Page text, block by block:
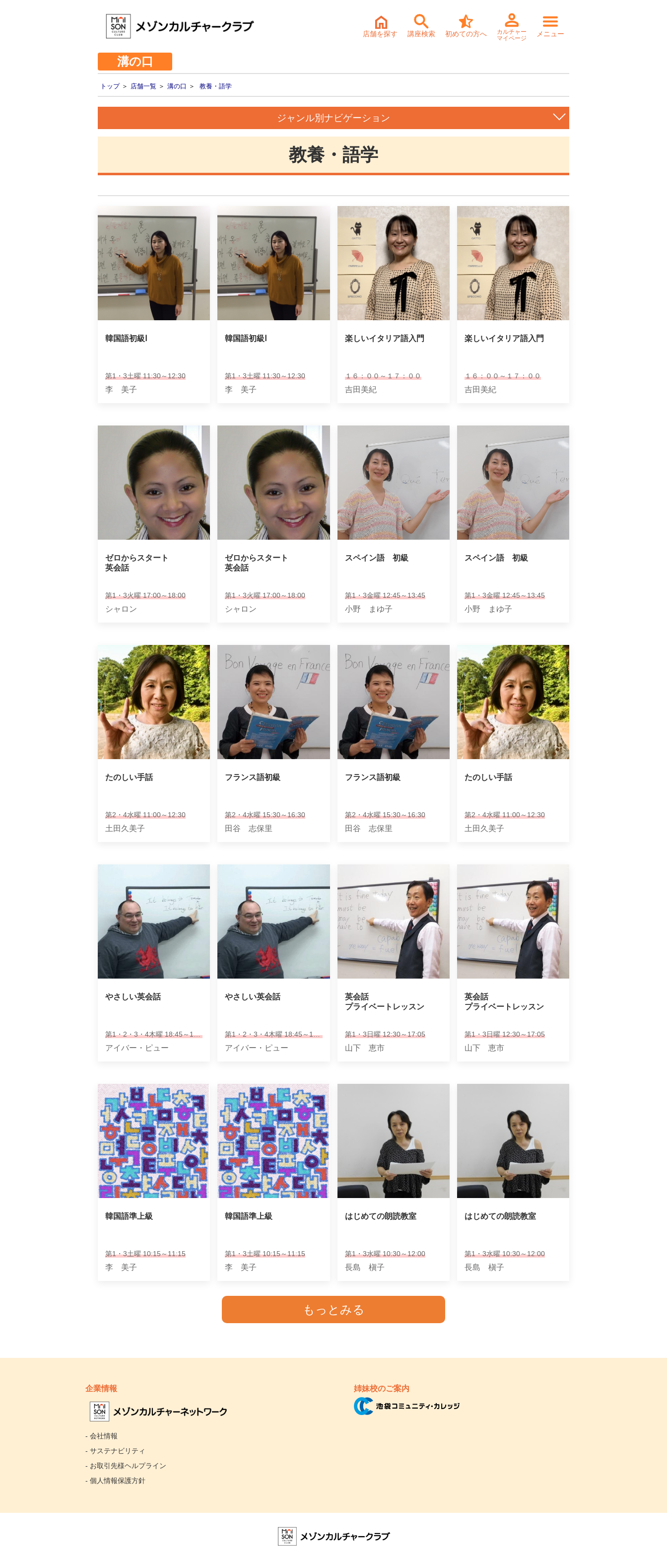
店舗を探す 講座検索 初めての方へ
カルチャー
マイページ
メニュー
溝の口
トップ＞ 店舗一覧 ＞ 溝の口 ＞ 教養・語学
ジャンル別ナビゲーション
教養・語学
韓国語初級Ⅰ
第1・3土曜 11:30～12:30
李 美子
韓国語初級Ⅰ
第1・3土曜 11:30～12:30
李 美子
楽しいイタリア語入門
１６：００～１７：００
吉田美紀
楽しいイタリア語入門
１６：００～１７：００
吉田美紀
ゼロからスタート
英会話
第1・3火曜 17:00～18:00
シャロン
ゼロからスタート
英会話
第1・3火曜 17:00～18:00
シャロン
スペイン語　初級
第1・3金曜 12:45～13:45
小野 まゆ子
スペイン語　初級
第1・3金曜 12:45～13:45
小野 まゆ子
たのしい手話
第2・4水曜 11:00～12:30
土田久美子
フランス語初級
第2・4水曜 15:30～16:30
田谷 志保里
フランス語初級
第2・4水曜 15:30～16:30
田谷 志保里
たのしい手話
第2・4水曜 11:00～12:30
土田久美子
やさしい英会話
第1・2・3・4木曜 18:45～19:45
アイバー・ピュー
やさしい英会話
第1・2・3・4木曜 18:45～19:45
アイバー・ピュー
英会話
プライベートレッスン
第1・3日曜 12:30～17:05
山下 恵市
英会話
プライベートレッスン
第1・3日曜 12:30～17:05
山下 恵市
韓国語準上級
第1・3土曜 10:15～11:15
李 美子
韓国語準上級
第1・3土曜 10:15～11:15
李 美子
はじめての朗読教室
第1・3水曜 10:30～12:00
長島 槇子
はじめての朗読教室
第1・3水曜 10:30～12:00
長島 槇子
もっとみる
企業情報
- 会社情報
- サステナビリティ
- お取引先様ヘルプライン
- 個人情報保護方針
姉妹校のご案内